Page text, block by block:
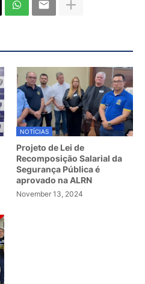
NOTÍCIAS
Projeto de Lei de
Recomposição Salarial da
Segurança Pública é
aprovado na ALRN
November 13, 2024